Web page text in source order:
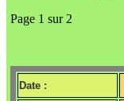
Page 1 sur 2
Date :